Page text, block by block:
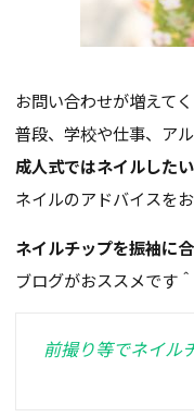
お問い合わせが増えてく
普段、学校や仕事、ア
成人式ではネイルしたい
ネイルのアドバイスを
ネイルチップを振袖に
ブログがおススメです＾
前撮り等でネイル